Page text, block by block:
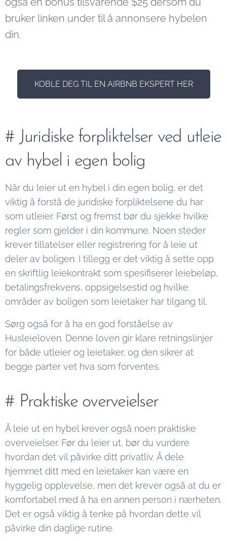
bruker linken under til å annonsere hybelen
din.
KOBLE DEG TIL EN AIRBNB EKSPERT HER
# Juridiske forpliktelser ved utleie
av hybel i egen bolig
Når du leier ut en hybel i din egen bolig, er det
viktig å forstå de juridiske forpliktelsene du har
som utleier. Først og fremst bør du sjekke hvilke
regler som gjelder i din kommune. Noen steder
krever tillatelser eller registrering for å leie ut
deler av boligen. I tillegg er det viktig å sette opp
en skriftlig leiekontrakt som spesifiserer leiebeløp,
betalingsfrekvens, oppsigelsestid og hvilke
områder av boligen som leietaker har tilgang til.
Sørg også for å ha en god forståelse av
Husleieloven. Denne loven gir klare retningslinjer
for både utleier og leietaker, og den sikrer at
begge parter vet hva som forventes.
# Praktiske overveielser
Å leie ut en hybel krever også noen praktiske
overveielser. Før du leier ut, bør du vurdere
hvordan det vil påvirke ditt privatliv. Å dele
hjemmet ditt med en leietaker kan være en
hyggelig opplevelse, men det krever også at du er
komfortabel med å ha en annen person i nærheten.
Det er også viktig å tenke på hvordan dette vil
påvirke din daglige rutine.